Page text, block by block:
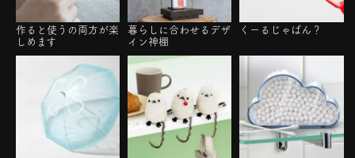
作ると使うの両方が楽
しめます
暮らしに合わせるデザ
イン神棚
くーるじゃぱん？